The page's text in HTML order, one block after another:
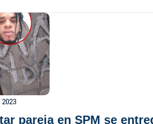
pareja en SPM se